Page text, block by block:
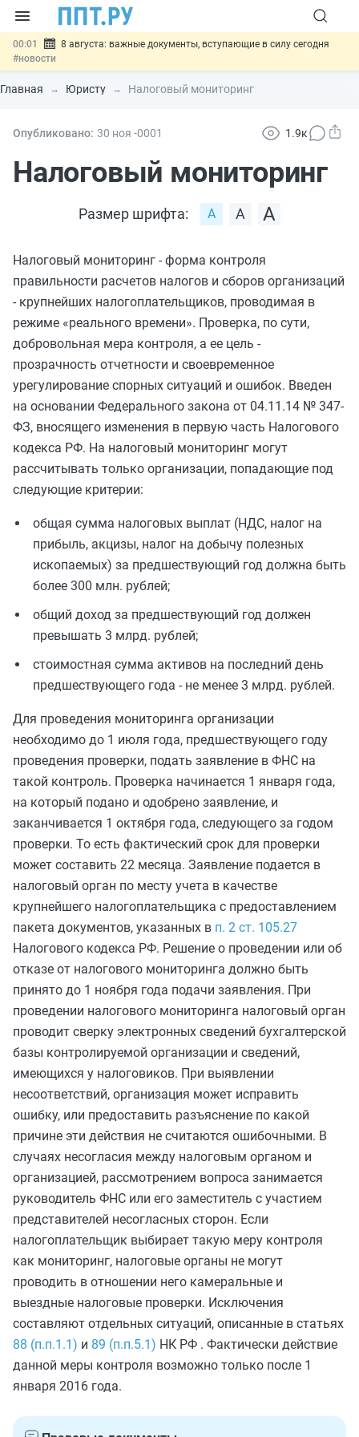
00:01
8 августа: важные документы, вступающие в силу сегодня
#новости
07.08 Подписан закон о блокировке продажи опасных товаров через
«Честный знак»#новости
07.08 Госпошлину за устранение ошибок в документах предлагают
07.08
Разработают единые критерии трудовых и ГПХ-
отношений #новости
Главная Юристу Налоговый мониторинг
Опубликовано: 30 ноя -0001 1.9к
Налоговый мониторинг
Размер шрифта:
Налоговый мониторинг - форма контроля
правильности расчетов налогов и сборов организаций
- крупнейших налогоплательщиков, проводимая в
режиме «реального времени». Проверка, по сути,
добровольная мера контроля, а ее цель -
прозрачность отчетности и своевременное
урегулирование спорных ситуаций и ошибок. Введен
на основании Федерального закона от 04.11.14 № 347-
ФЗ, вносящего изменения в первую часть Налогового
кодекса РФ. На налоговый мониторинг могут
рассчитывать только организации, попадающие под
следующие критерии:
общая сумма налоговых выплат (НДС, налог на
прибыль, акцизы, налог на добычу полезных
ископаемых) за предшествующий год должна быть
более 300 млн. рублей;
общий доход за предшествующий год должен
превышать 3 млрд. рублей;
стоимостная сумма активов на последний день
предшествующего года - не менее 3 млрд. рублей.
Для проведения мониторинга организации
необходимо до 1 июля года, предшествующего году
проведения проверки, подать заявление в ФНС на
такой контроль. Проверка начинается 1 января года,
на который подано и одобрено заявление, и
заканчивается 1 октября года, следующего за годом
проверки. То есть фактический срок для проверки
может составить 22 месяца. Заявление подается в
налоговый орган по месту учета в качестве
крупнейшего налогоплательщика с предоставлением
пакета документов, указанных в п. 2 ст. 105.27
Налогового кодекса РФ. Решение о проведении или об
отказе от налогового мониторинга должно быть
принято до 1 ноября года подачи заявления. При
проведении налогового мониторинга налоговый орган
проводит сверку электронных сведений бухгалтерской
базы контролируемой организации и сведений,
имеющихся у налоговиков. При выявлении
несоответствий, организация может исправить
ошибку, или предоставить разъяснение по какой
причине эти действия не считаются ошибочными. В
случаях несогласия между налоговым органом и
организацией, рассмотрением вопроса занимается
руководитель ФНС или его заместитель с участием
представителей несогласных сторон. Если
налогоплательщик выбирает такую меру контроля
как мониторинг, налоговые органы не могут
проводить в отношении него камеральные и
выездные налоговые проверки. Исключения
составляют отдельных ситуаций, описанные в статьях
88 (п.п.1.1) и 89 (п.п.5.1) НК РФ . Фактически действие
данной меры контроля возможно только после 1
января 2016 года.